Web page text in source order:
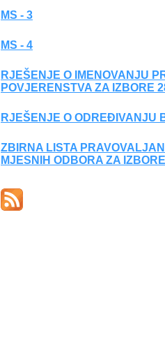
MS - 3
MS - 4
RJEŠENJE O IMENOVANJU
POVJERENSTVA ZA IZBORE
RJEŠENJE O ODREÐIVANJU
ZBIRNA LISTA
MJESNIH ODBORA ZA